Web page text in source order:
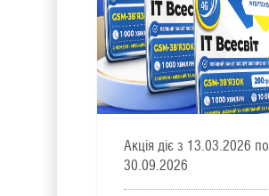
Акція діє з 13.03.2026 по
30.09.2026